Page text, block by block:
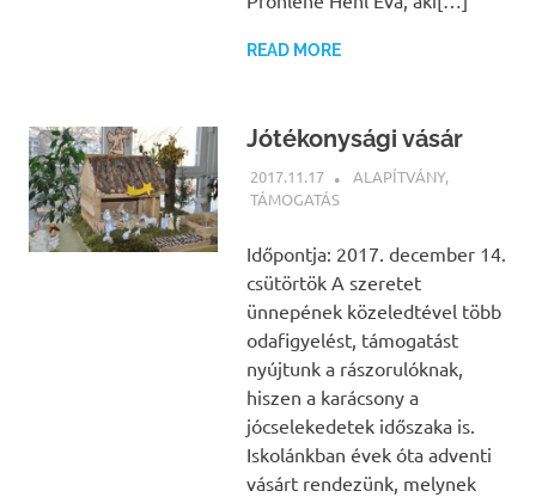
READ MORE
Jótékonysági vásár
2017.11.17 NBEA
ALAPÍTVÁNY,
TÁMOGATÁS
Időpontja: 2017. december 14.
csütörtök A szeretet
ünnepének közeledtével több
odafigyelést, támogatást
nyújtunk a rászorulóknak,
hiszen a karácsony a
jócselekedetek időszaka is.
Iskolánkban évek óta adventi
vásárt rendezünk, melynek